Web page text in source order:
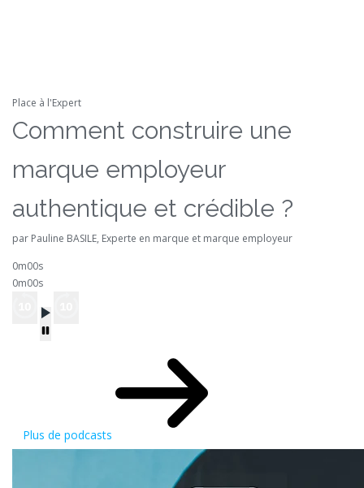
Place à l'Expert
Comment construire une
marque employeur
authentique et crédible ?
par Pauline BASILE, Experte en marque et marque employeur
0m00s
0m00s
Plus de podcasts